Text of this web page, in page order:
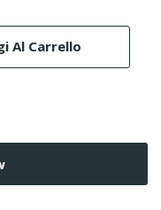
Al Carrello